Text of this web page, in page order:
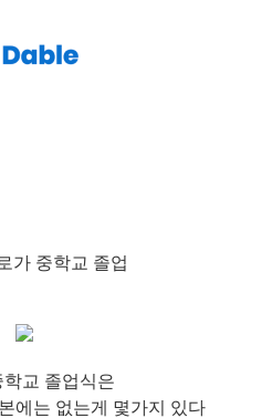
가 중학교 졸업
학교 졸업식은
에는 없는게 몇가지 있다